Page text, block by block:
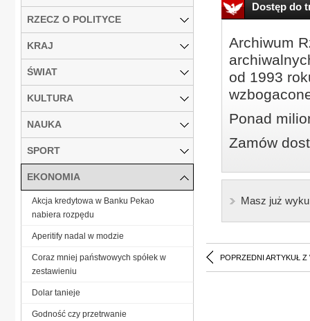
Dostęp do
Archiwum
od 1993
Ponad
Zamów
Masz już
POPRZEDNI ARTYKUŁ Z
RZECZ O POLITYCE
KRAJ
ŚWIAT
KULTURA
NAUKA
SPORT
EKONOMIA
Akcja kredytowa w Banku Pekao
nabiera rozpędu
Aperitify nadal w modzie
Coraz mniej państwowych spółek w
zestawieniu
Dolar tanieje
Godność czy przetrwanie